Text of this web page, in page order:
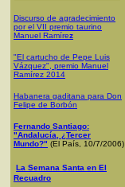
Discurso de agradecimiento
por el VII premio taurino
Manuel Ramírez
"El cartucho de Pepe Luis
Vázquez", premio Manuel
Ramírez 2014
Habanera gaditana para Don
Felipe de Borbón
Fernando Santiago:
"Andalucía, ¿Tercer
Mundo?" (El País, 10/7/2006)
La Semana Santa en El
Recuadro